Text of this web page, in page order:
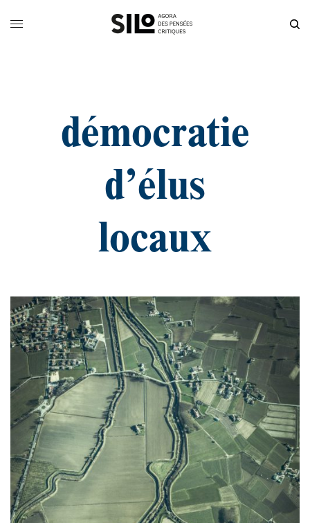
démocratie
d’élus
locaux